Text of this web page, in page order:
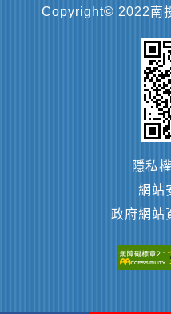
Copyright© 2022南
隱私
網站
政府網站